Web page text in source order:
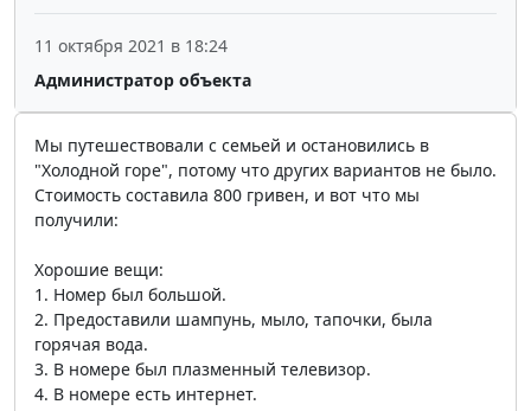
Администратор объекта
11 октября 2021 в 18:24
Мы путешествовали с семьей и остановились в
"Холодной горе", потому что других вариантов не было.
Стоимость составила 800 гривен, и вот что мы
получили:
Хорошие вещи:
1. Номер был большой.
2. Предоставили шампунь, мыло, тапочки, была
горячая вода.
3. В номере был плазменный телевизор.
4. В номере есть интернет.